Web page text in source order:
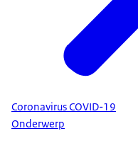
Coronavirus COVID-19
Onderwerp